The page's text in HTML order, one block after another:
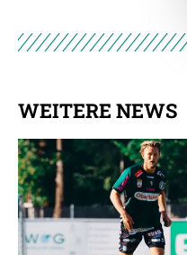
WEITERE NEWS